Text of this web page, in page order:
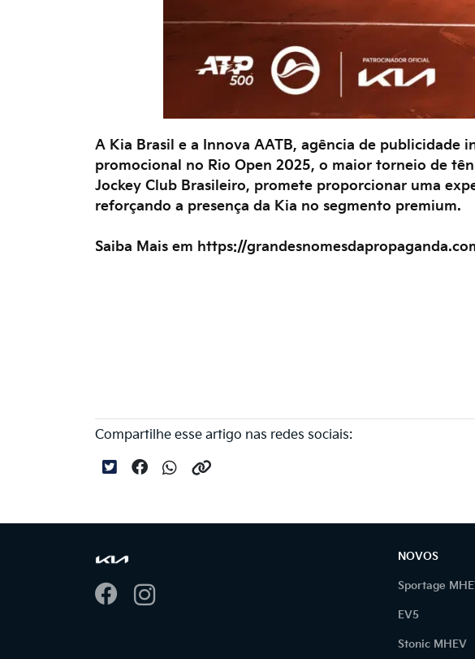
A Kia Brasil e a Innova AATB, agência de publicidade
promocional no Rio Open 2025, o maior torneio de
Jockey Club Brasileiro, promete proporcionar uma
reforçando a presença da Kia no segmento premium.
Saiba Mais em https://
Compartilhe esse artigo nas redes sociais:
NOVOS
Sportage
EV5
Stonic MHEV